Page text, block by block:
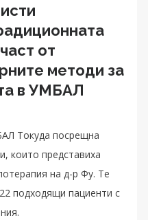
от
методи за
в УМБАЛ
Токуда посрещна
които представиха
на д-р Фу. Те
подходящи пациенти с